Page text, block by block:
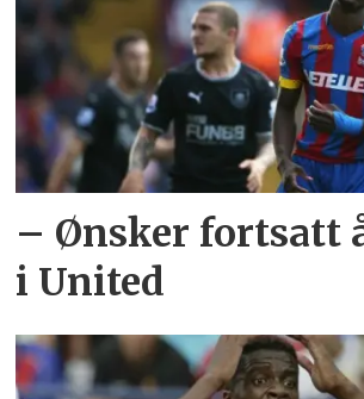
– Ønsker fortsatt
i United